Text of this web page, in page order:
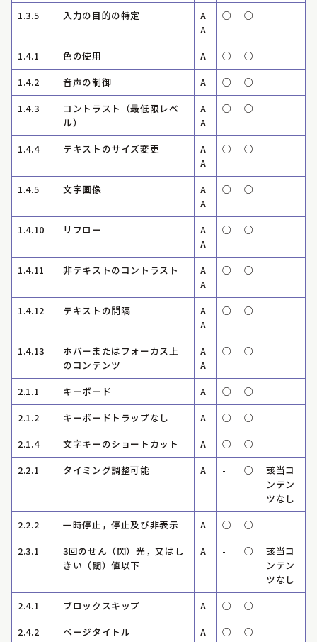
1.3.5 入力の目的の特定
A
A
○ ○
1.4.1 色の使用 A ○
○
1.4.2
音声の制御 A ○
○
1.4.3
コントラスト（最低限レベ
ル）
A
A
○ ○
1.4.4 テキストのサイズ変更
A
A
○ ○
1.4.5 文字画像
A
A
○ ○
1.4.10 リフロー
A
A
○ ○
1.4.11 非テキストのコントラスト
A
A
○ ○
1.4.12 テキストの間隔
A
A
○ ○
1.4.13
ホバーまたはフォーカス上
のコンテンツ
A
A
○ ○
2.1.1 キーボード A ○
○
2.1.2
キーボードトラップなし A ○
○
2.1.4
文字キーのショートカット A ○
○
2.2.1
タイミング調整可能 A - ○
該当コ
ンテン
ツなし
2.2.2
一時停止，停止及び非表示 A ○
○
2.3.1
3回のせん（閃）光，又はし
きい（閾）値以下
A - ○
該当コ
ンテン
ツなし
2.4.1
ブロックスキップ A ○
○
2.4.2
ページタイトル A ○
○